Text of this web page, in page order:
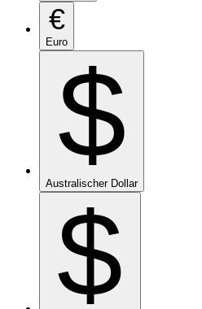
€
Euro
$
Australischer Dollar
$